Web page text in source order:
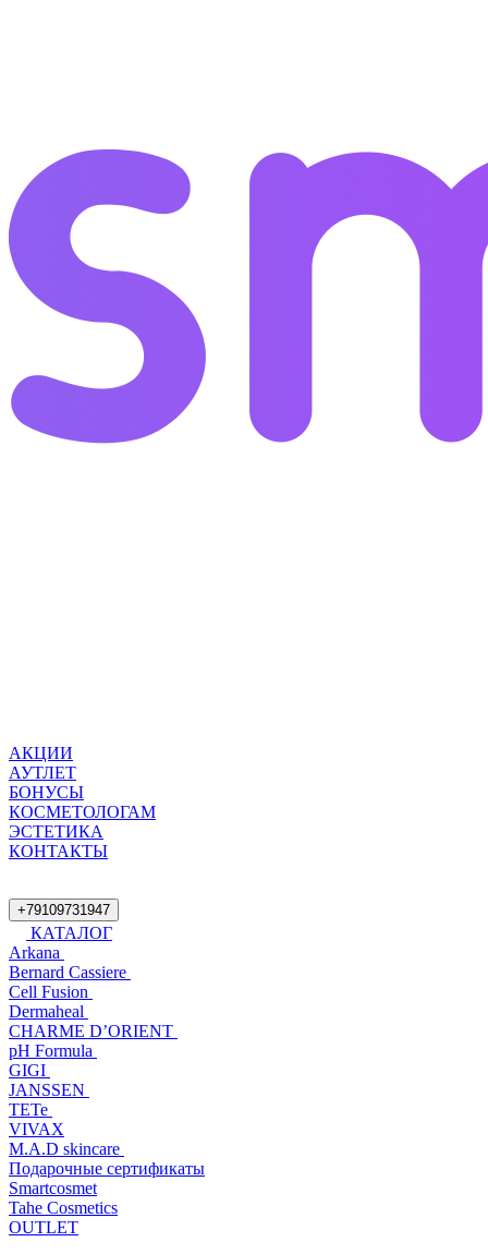
АКЦИИ
АУТЛЕТ
БОНУСЫ
КОСМЕТОЛОГАМ
ЭСТЕТИКА
КОНТАКТЫ
+79109731947
КАТАЛОГ
Arkana
Bernard Cassiere
Cell Fusion
Dermaheal
CHARME D’ORIENT
pH Formula
GIGI
JANSSEN
TETe
VIVAX
M.A.D skincare
Подарочные сертификаты
Smartcosmet
Tahe Cosmetics
OUTLET